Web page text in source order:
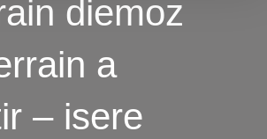
diemoz
a
– isere